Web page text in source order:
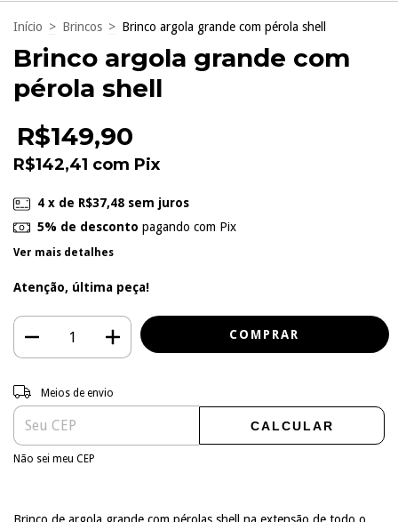
Início > Brincos > Brinco argola grande com pérola shell
Brinco argola grande com
pérola shell
R$149,90
R$142,41 com Pix
4 x de R$37,48 sem juros
5% de desconto pagando com Pix
Ver mais detalhes
Atenção, última peça!
Entregas para o CEP:
Meios de envio
CALCULAR
Não sei meu CEP
Brinco de argola grande com pérolas shell na extensão de todo o